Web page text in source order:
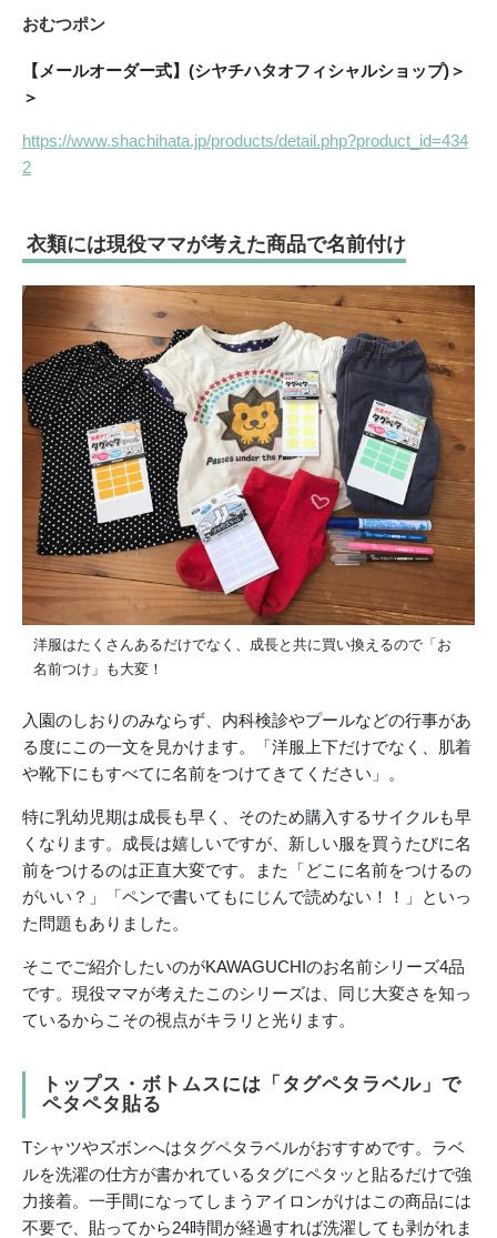
おむつポン
【メールオーダー式】(シヤチハタオフィシャルショップ)＞
＞
https://www.shachihata.jp/products/detail.php?product_id=434
2
衣類には現役ママが考えた商品で名前付け
洋服はたくさんあるだけでなく、成長と共に買い換えるので「お
名前つけ」も大変！
入園のしおりのみならず、内科検診やプールなどの行事があ
る度にこの一文を見かけます。「洋服上下だけでなく、肌着
や靴下にもすべてに名前をつけてきてください」。
特に乳幼児期は成長も早く、そのため購入するサイクルも早
くなります。成長は嬉しいですが、新しい服を買うたびに名
前をつけるのは正直大変です。また「どこに名前をつけるの
がいい？」「ペンで書いてもにじんで読めない！！」といっ
た問題もありました。
そこでご紹介したいのがKAWAGUCHIのお名前シリーズ4品
です。現役ママが考えたこのシリーズは、同じ大変さを知っ
ているからこその視点がキラリと光ります。
トップス・ボトムスには「タグペタラベル」で
ペタペタ貼る
Tシャツやズボンへはタグペタラベルがおすすめです。ラベ
ルを洗濯の仕方が書かれているタグにペタッと貼るだけで強
力接着。一手間になってしまうアイロンがけはこの商品には
不要で、貼ってから24時間が経過すれば洗濯しても剥がれま